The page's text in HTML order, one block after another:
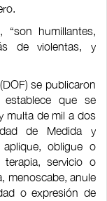
“son humillantes,
de violentas, y
se publicaron
que se
multa de mil a dos
de Medida y
aplique, obligue o
servicio o
menoscabe, anule
o expresión de